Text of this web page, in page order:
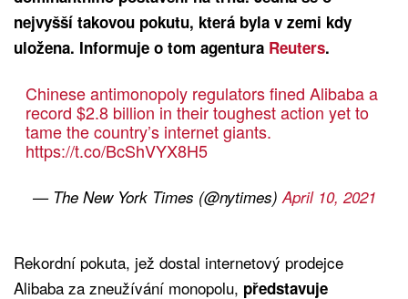
nejvyšší takovou pokutu, která byla v zemi kdy
uložena. Informuje o tom agentura Reuters.
Chinese antimonopoly regulators fined Alibaba a
record $2.8 billion in their toughest action yet to
tame the country’s internet giants.
https://t.co/BcShVYX8H5
— The New York Times (@nytimes)April 10, 2021
Rekordní pokuta, jež dostal internetový prodejce
Alibaba za zneužívání monopolu, představuje